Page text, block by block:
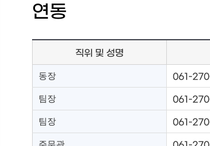
연동
직위 및 성명
동장 061-
팀장 061-
팀장 061-
주무관 061-